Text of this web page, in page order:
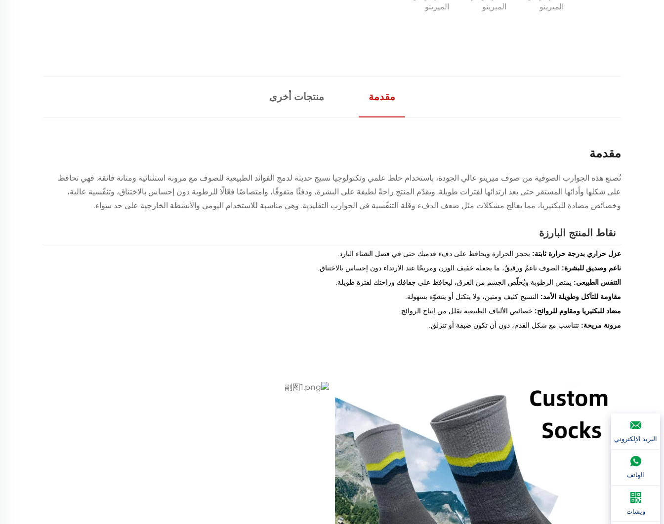
مقدمة منتجات أخرى
مقدمة
تُصنع هذه الجوارب الصوفية من صوف ميرينو عالي الجودة، باستخدام خلط علمي وتكنولوجيا نسيج حديثة لدمج الفوائد الطبيعية للصوف مع مرونة استثنائية ومتانة فائقة. فهي تحافظ
على شكلها وأدائها المستقر حتى بعد ارتدائها لفترات طويلة. ويقدّم المنتج راحةً لطيفة على البشرة، ودفئًا متفوقًا، وامتصاصًا فعّالًا للرطوبة دون إحساس بالاختناق، وتنفّسية عالية،
وخصائص مضادة للبكتيريا، مما يعالج مشكلات مثل ضعف الدفء وقلة التنفّسية في الجوارب التقليدية. وهي مناسبة للاستخدام اليومي والأنشطة الخارجية على حد سواء.
نقاط المنتج البارزة
عزل حراري بدرجة حرارة ثابتة: يحجز الحرارة ويحافظ على دفء قدميك حتى في فصل الشتاء البارد.
ناعم وصديق للبشرة: الصوف ناعمٌ ورقيقٌ، ما يجعله خفيف الوزن ومريحًا عند الارتداء دون إحساس بالاختناق.
التنفس الطبيعي: يمتص الرطوبة ويُخلّص الجسم من العرق، ليحافظ على جفافك وراحتك لفترة طويلة.
مقاومة للتآكل وطويلة الأمد: النسيج كثيف ومتين، ولا يتكتل أو يتشوّه بسهولة.
مضاد للبكتيريا ومقاوم للروائح: خصائص الألياف الطبيعية تقلل من إنتاج الروائح.
مرونة مريحة: تتناسب مع شكل القدم، دون أن تكون ضيقة أو تنزلق.
البريد الإلكتروني
الهاتف
ويشات